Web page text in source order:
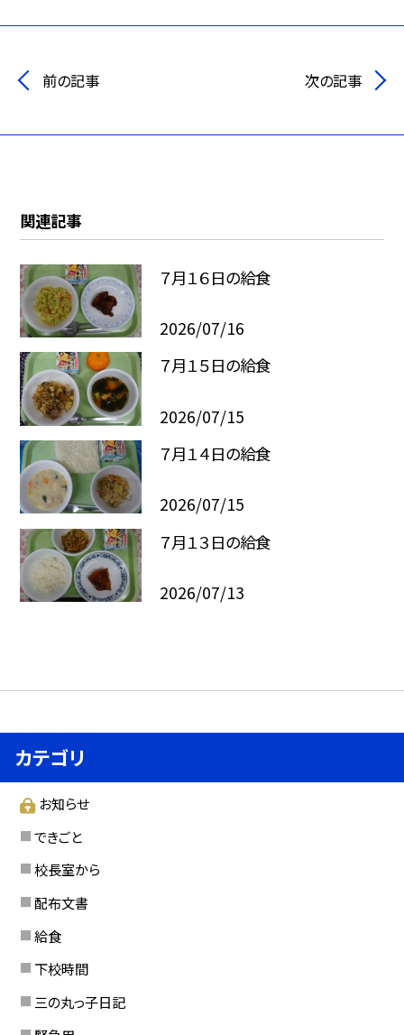
前の記事 次の記事
関連記事
７月１６日の給食
2026/07/16
７月１５日の給食
2026/07/15
７月１４日の給食
2026/07/15
７月１３日の給食
2026/07/13
カテゴリ
お知らせ
できごと
校長室から
配布文書
給食
下校時間
三の丸っ子日記